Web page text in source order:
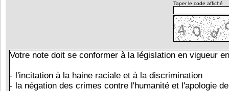
Taper le code affiché